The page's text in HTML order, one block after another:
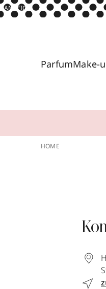
ANZEIGE
ParfumMake-
HOME